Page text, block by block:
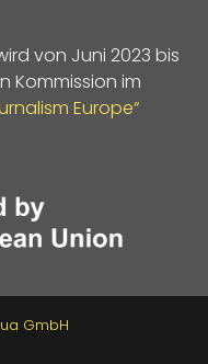
von Juni 2023 bis
Kommission im
Europe“
GmbH